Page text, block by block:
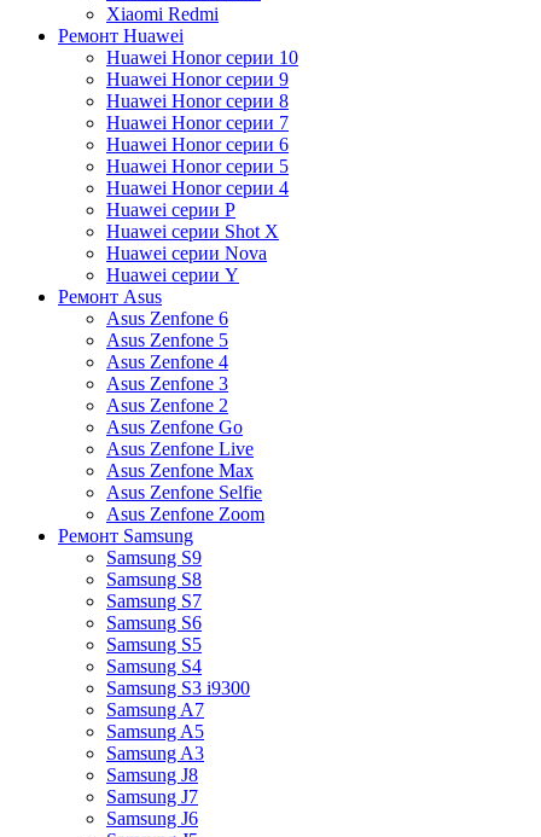
Xiaomi Redmi
Ремонт Huawei
Huawei Honor серии 10
Huawei Honor серии 9
Huawei Honor серии 8
Huawei Honor серии 7
Huawei Honor серии 6
Huawei Honor серии 5
Huawei Honor серии 4
Huawei серии P
Huawei серии Shot X
Huawei серии Nova
Huawei серии Y
Ремонт Asus
Asus Zenfone 6
Asus Zenfone 5
Asus Zenfone 4
Asus Zenfone 3
Asus Zenfone 2
Asus Zenfone Go
Asus Zenfone Live
Asus Zenfone Max
Asus Zenfone Selfie
Asus Zenfone Zoom
Ремонт Samsung
Samsung S9
Samsung S8
Samsung S7
Samsung S6
Samsung S5
Samsung S4
Samsung S3 i9300
Samsung A7
Samsung A5
Samsung A3
Samsung J8
Samsung J7
Samsung J6